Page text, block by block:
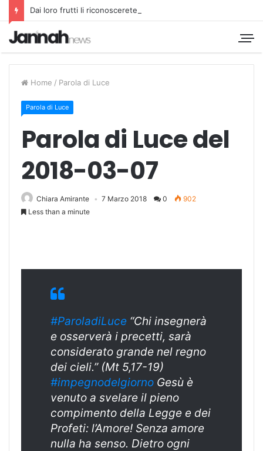
Dai loro frutti li riconoscerete
Home / Parola di Luce
Parola di Luce
Parola di Luce del
2018-03-07
Chiara Amirante 7 Marzo 2018 0
902
Less than a minute
#ParoladiLuce “Chi insegnerà
e osserverà i precetti, sarà
considerato grande nel regno
dei cieli.” (Mt 5,17-19)
#impegnodelgiorno Gesù è
venuto a svelare il pieno
compimento della Legge e dei
Profeti: l’Amore! Senza amore
nulla ha senso. Dietro ogni